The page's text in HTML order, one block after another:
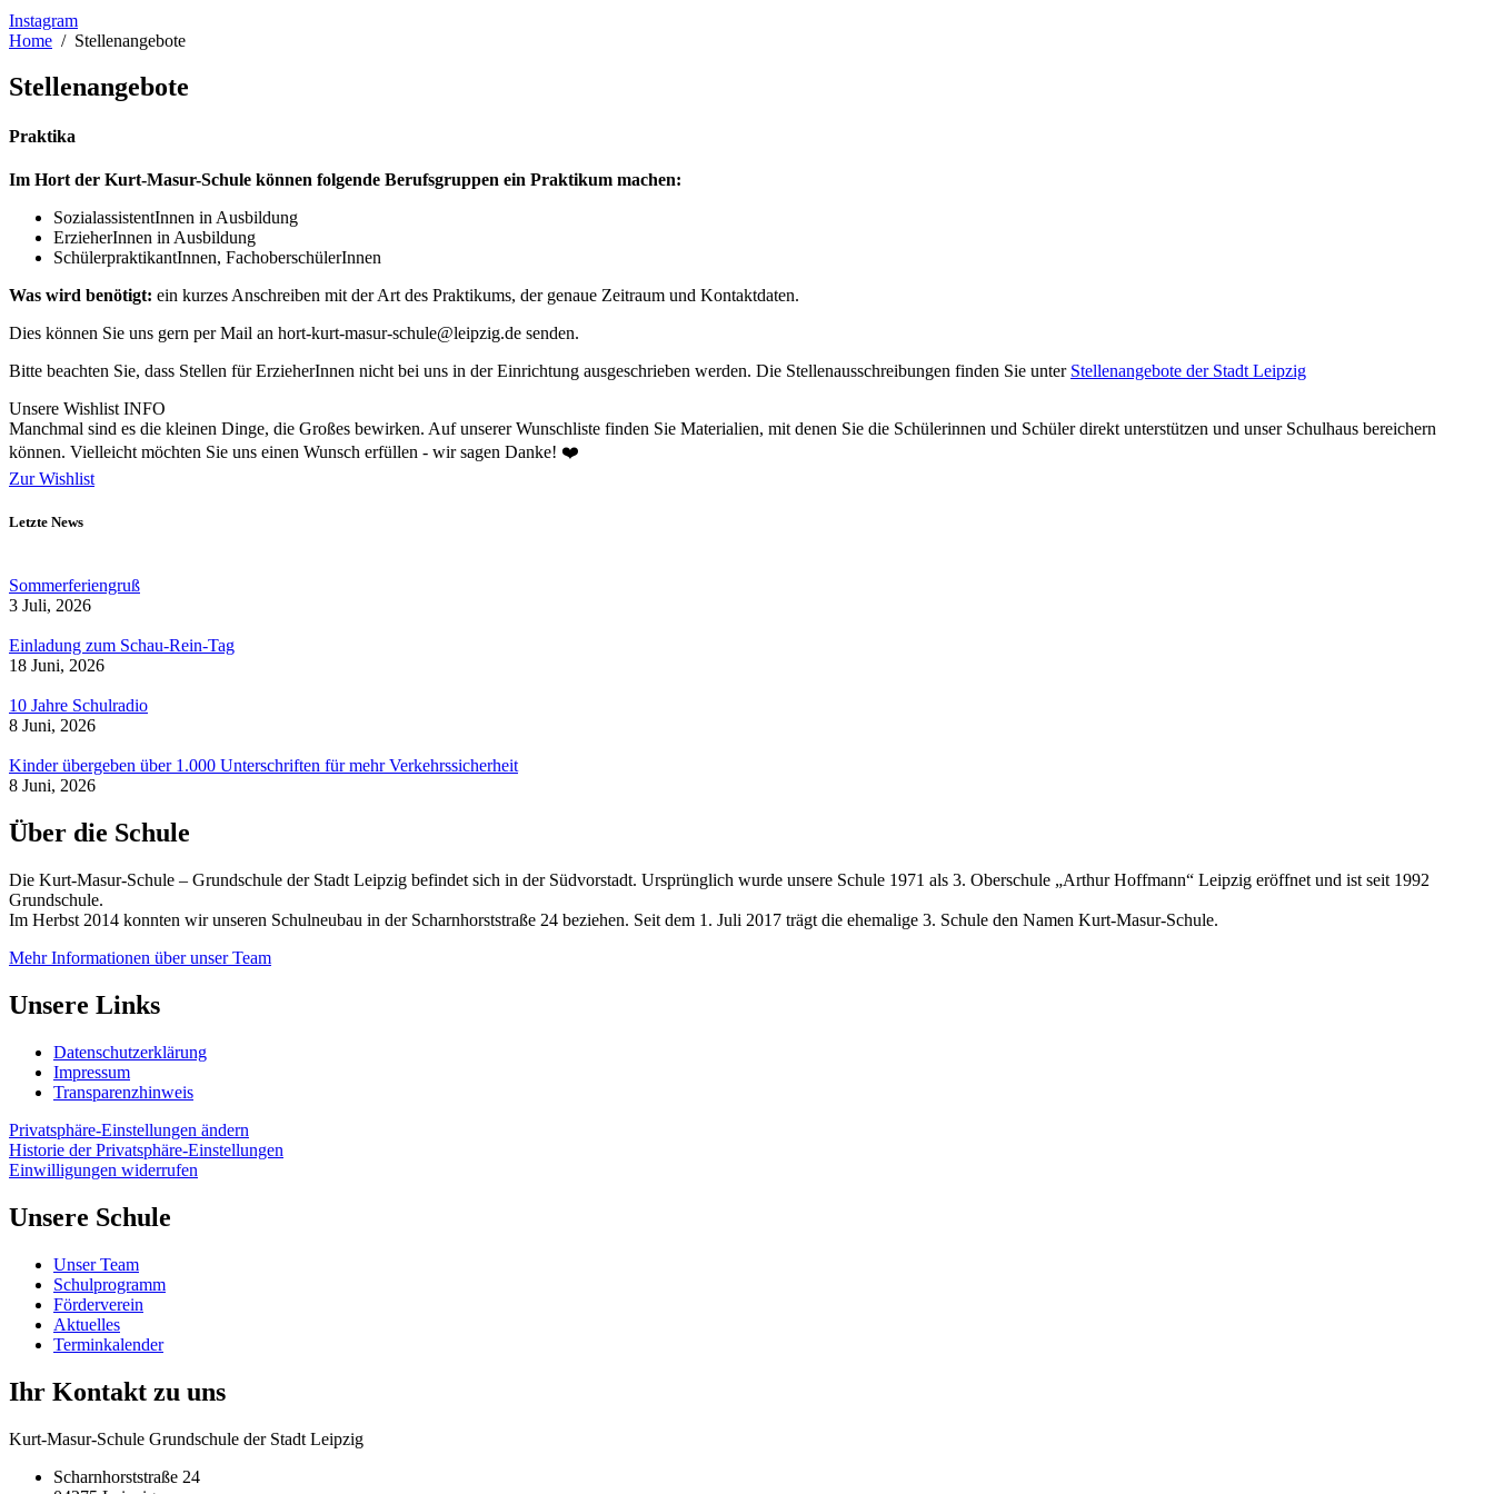
Instagram
Home
Stellenangebote
Stellenangebote
Praktika
Im Hort der Kurt-Masur-Schule können folgende Berufsgruppen ein Praktikum machen:
SozialassistentInnen in Ausbildung
ErzieherInnen in Ausbildung
SchülerpraktikantInnen, FachoberschülerInnen
Was wird benötigt: ein kurzes Anschreiben mit der Art des Praktikums, der genaue Zeitraum und Kontaktdaten.
Dies können Sie uns gern per Mail an hort-kurt-masur-schule@leipzig.de senden.
Bitte beachten Sie, dass Stellen für ErzieherInnen nicht bei uns in der Einrichtung ausgeschrieben werden. Die Stellenausschreibungen finden Sie unter Stellenangebote der Stadt Leipzig
Unsere Wishlist INFO
Manchmal sind es die kleinen Dinge, die Großes bewirken. Auf unserer Wunschliste finden Sie Materialien, mit denen Sie die Schülerinnen und Schüler direkt unterstützen und unser Schulhaus bereichern
können. Vielleicht möchten Sie uns einen Wunsch erfüllen - wir sagen Danke! ❤️
Zur Wishlist
Letzte News
Sommerferiengruß
3 Juli, 2026
Einladung zum Schau-Rein-Tag
18 Juni, 2026
10 Jahre Schulradio
8 Juni, 2026
Kinder übergeben über 1.000 Unterschriften für mehr Verkehrssicherheit
8 Juni, 2026
Über die Schule
Die Kurt-Masur-Schule – Grundschule der Stadt Leipzig befindet sich in der Südvorstadt. Ursprünglich wurde unsere Schule 1971 als 3. Oberschule „Arthur Hoffmann“ Leipzig eröffnet und ist seit 1992
Grundschule.
Im Herbst 2014 konnten wir unseren Schulneubau in der Scharnhorststraße 24 beziehen. Seit dem 1. Juli 2017 trägt die ehemalige 3. Schule den Namen Kurt-Masur-Schule.
Mehr Informationen über unser Team
Unsere Links
Datenschutzerklärung
Impressum
Transparenzhinweis
Privatsphäre-Einstellungen ändern
Historie der Privatsphäre-Einstellungen
Einwilligungen widerrufen
Unsere Schule
Unser Team
Schulprogramm
Förderverein
Aktuelles
Terminkalender
Ihr Kontakt zu uns
Kurt-Masur-Schule Grundschule der Stadt Leipzig
Scharnhorststraße 24